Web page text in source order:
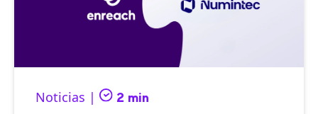
Noticias | 2 min